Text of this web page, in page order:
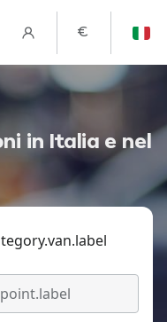
€
in Italia e nel